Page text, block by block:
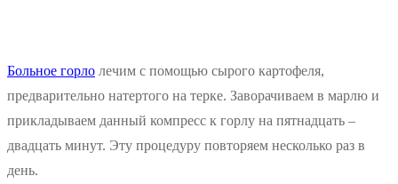
Больное горло лечим с помощью сырого картофеля,
предварительно натертого на терке. Заворачиваем в марлю и
прикладываем данный компресс к горлу на пятнадцать –
двадцать минут. Эту процедуру повторяем несколько раз в
день.